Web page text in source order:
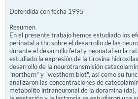
Defendida con fecha 1995
Resumen
En el presente trabajo hemos estudiado los
perinatal a thc sobre el desarrollo de las
durante el desarrollo fetal y neonatal en la
estudiado la expresión de la tirosina
desarrollo de la neurotransmisión
"northern" y "westhern blot", así como su
analizaron las concentraciones de
metabolito intraneuronal de la doramina